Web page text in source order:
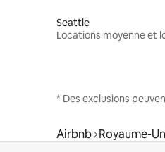
Seattle
* Des exclusions
Airbnb Royaume-